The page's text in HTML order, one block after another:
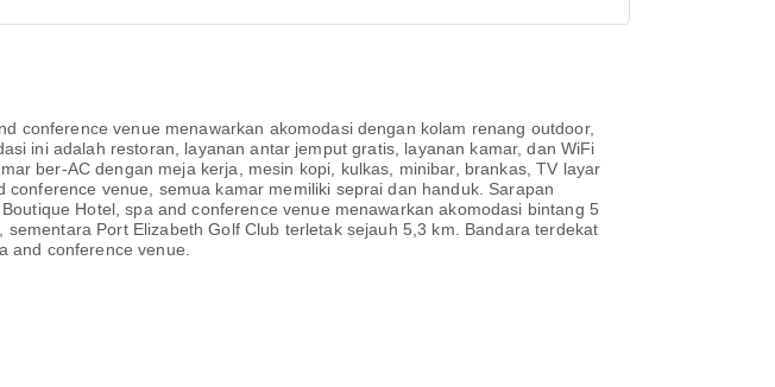
conference venue menawarkan akomodasi dengan kolam renang outdoor,
ini adalah restoran, layanan antar jemput gratis, layanan kamar, dan WiFi
ber-AC dengan meja kerja, mesin kopi, kulkas, minibar, brankas, TV layar
venue, semua kamar memiliki seprai dan handuk. Sarapan
Hotel, spa and conference venue menawarkan akomodasi bintang 5
Port Elizabeth Golf Club terletak sejauh 5,3 km. Bandara terdekat
and conference venue.